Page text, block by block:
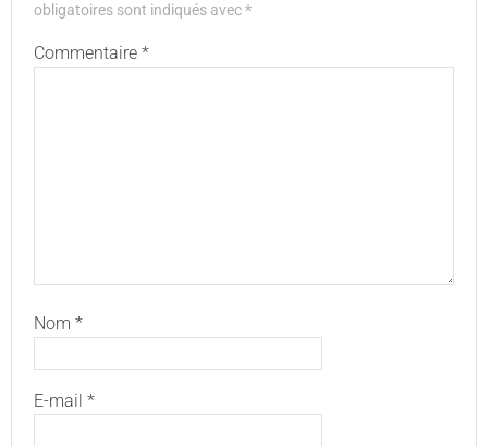
obligatoires sont indiqués avec*
Commentaire *
Nom *
E-mail *